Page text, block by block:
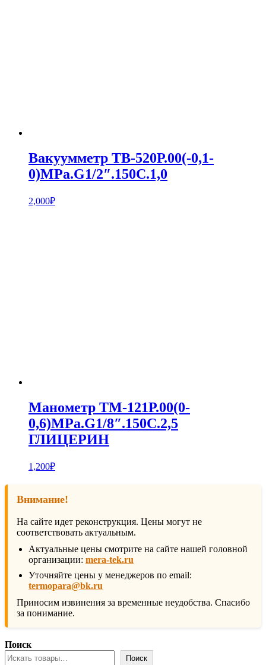
Вакуумметр ТВ-520Р.00(-0,1-
0)MPa.G1/2″.150С.1,0
2,000₽
Манометр ТМ-121Р.00(0-
0,6)MPa.G1/8″.150С.2,5
ГЛИЦЕРИН
1,200₽
Внимание!
На сайте идет реконструкция. Цены могут не
соответствовать актуальным.
Актуальные цены смотрите на сайте нашей головной
организации: mera-tek.ru
Уточняйте цены у менеджеров по email:
termopara@bk.ru
Приносим извинения за временные неудобства. Спасибо
за понимание.
Поиск
Поиск